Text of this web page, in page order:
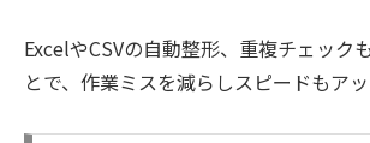
ExcelやCSVの自動整形、重複チェック
とで、作業ミスを減らしスピードもアッ